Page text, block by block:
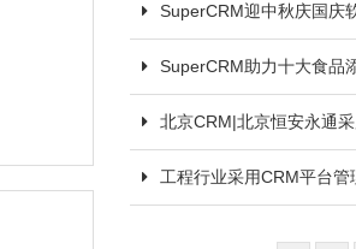
SuperCRM迎中秋庆国庆
SuperCRM助力十大食品
北京CRM|北京恒安永通
工程行业采用CRM平台